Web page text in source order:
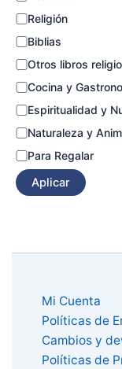
Religión
Biblias
Otros libros
Cocina y
Espiritualidad y
Naturaleza y
Para Regalar
Aplicar
Mi Cuenta
Políticas de
Cambios y
Políticas de